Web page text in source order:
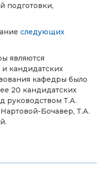
подготовки,
следующих
являются
кандидатских
кафедры было
20 кандидатских
руководством Т.А.
Бочавер, Т.А.